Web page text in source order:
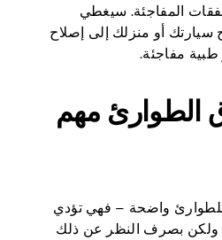
المفاجئة. سيغطي
سيارتك أو منزلك إلى إصلاح
طبية مفاجئة.
الطوارئ مهم
واضحة – فهي تؤدي
ولكن بصرف النظر عن ذلك